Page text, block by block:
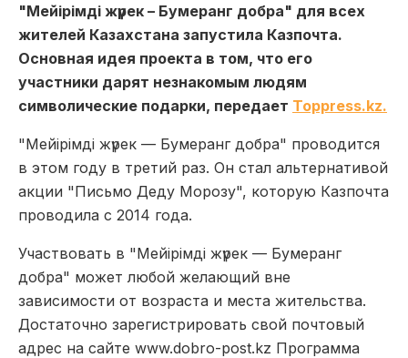
"Мейірімді жүрек – Бумеранг добра" для всех
жителей Казахстана запустила Казпочта.
Основная идея проекта в том, что его
участники дарят незнакомым людям
символические подарки, передает Toppress.kz.
"Мейірімді жүрек — Бумеранг добра" проводится
в этом году в третий раз. Он стал альтернативой
акции "Письмо Деду Морозу", которую Казпочта
проводила с 2014 года.
Участвовать в "Мейірімді жүрек — Бумеранг
добра" может любой желающий вне
зависимости от возраста и места жительства.
Достаточно зарегистрировать свой почтовый
адрес на сайте www.dobro-post.kz Программа